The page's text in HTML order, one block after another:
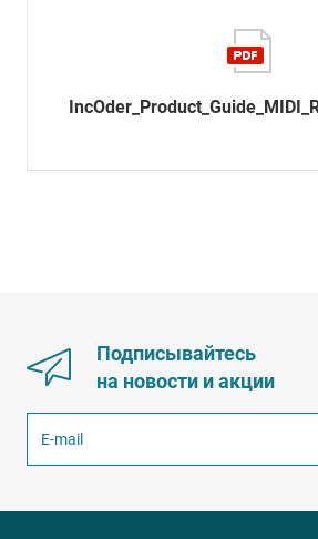
Подписывайтесь
на новости и акции